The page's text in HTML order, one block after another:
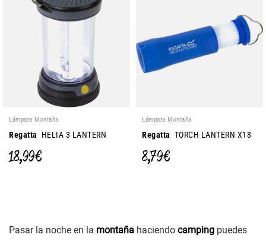
Lámpara Montaña
Regatta HELIA 3 LANTERN
18,99 €
Lámpara Montaña
Regatta TORCH LANTERN X18
8,79 €
Pasar la noche en la montaña haciendo camping puedes